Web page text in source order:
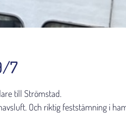
7
till Strömstad.
Och riktig feststämning i